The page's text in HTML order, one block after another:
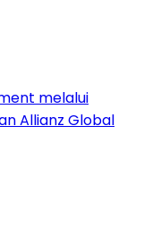
melalui
Allianz Global